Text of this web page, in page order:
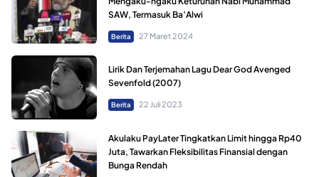
SAW, Termasuk Ba’Alwi
Berita 27 Maret 2024
Lirik Dan Terjemahan Lagu Dear God Avenged
Sevenfold (2007)
Berita 22 Juli 2023
Akulaku PayLater Tingkatkan Limit hingga Rp40
Juta, Tawarkan Fleksibilitas Finansial dengan
Bunga Rendah